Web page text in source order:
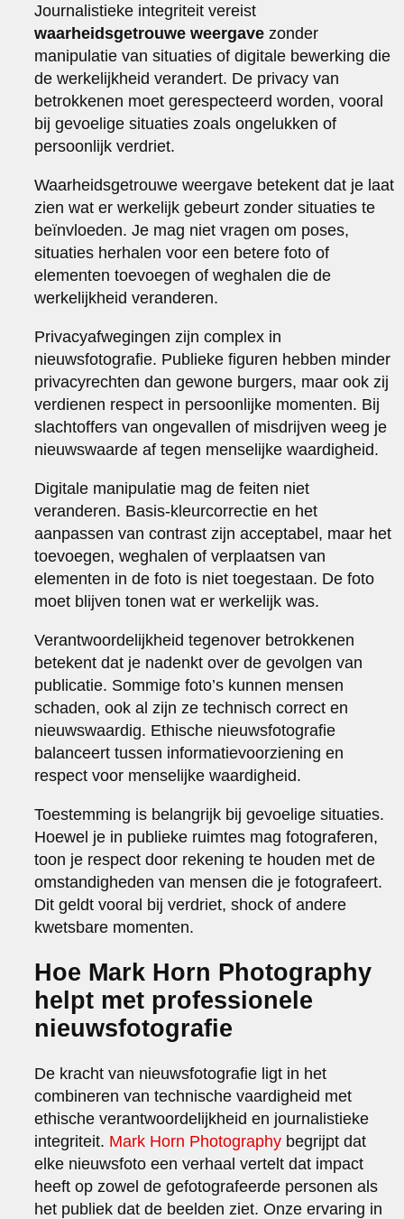
Journalistieke integriteit vereist
waarheidsgetrouwe weergave zonder
manipulatie van situaties of digitale bewerking die
de werkelijkheid verandert. De privacy van
betrokkenen moet gerespecteerd worden, vooral
bij gevoelige situaties zoals ongelukken of
persoonlijk verdriet.
Waarheidsgetrouwe weergave betekent dat je laat
zien wat er werkelijk gebeurt zonder situaties te
beïnvloeden. Je mag niet vragen om poses,
situaties herhalen voor een betere foto of
elementen toevoegen of weghalen die de
werkelijkheid veranderen.
Privacyafwegingen zijn complex in
nieuwsfotografie. Publieke figuren hebben minder
privacyrechten dan gewone burgers, maar ook zij
verdienen respect in persoonlijke momenten. Bij
slachtoffers van ongevallen of misdrijven weeg je
nieuwswaarde af tegen menselijke waardigheid.
Digitale manipulatie mag de feiten niet
veranderen. Basis-kleurcorrectie en het
aanpassen van contrast zijn acceptabel, maar het
toevoegen, weghalen of verplaatsen van
elementen in de foto is niet toegestaan. De foto
moet blijven tonen wat er werkelijk was.
Verantwoordelijkheid tegenover betrokkenen
betekent dat je nadenkt over de gevolgen van
publicatie. Sommige foto’s kunnen mensen
schaden, ook al zijn ze technisch correct en
nieuwswaardig. Ethische nieuwsfotografie
balanceert tussen informatievoorziening en
respect voor menselijke waardigheid.
Toestemming is belangrijk bij gevoelige situaties.
Hoewel je in publieke ruimtes mag fotograferen,
toon je respect door rekening te houden met de
omstandigheden van mensen die je fotografeert.
Dit geldt vooral bij verdriet, shock of andere
kwetsbare momenten.
Hoe Mark Horn Photography
helpt met professionele
nieuwsfotografie
De kracht van nieuwsfotografie ligt in het
combineren van technische vaardigheid met
ethische verantwoordelijkheid en journalistieke
integriteit. Mark Horn Photography begrijpt dat
elke nieuwsfoto een verhaal vertelt dat impact
heeft op zowel de gefotografeerde personen als
het publiek dat de beelden ziet. Onze ervaring in